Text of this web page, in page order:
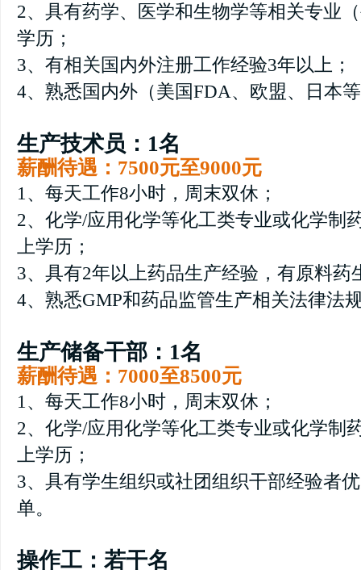
2、具有药学、医学和生物学等相关专业
学历；
3、有相关国内外注册工作经验3年以上；
4、熟悉国内外（美国FDA、欧盟、日本
生产技术员：1名
薪酬待遇：7500元至9000元
1、每天工作8小时，周末双休；
2、化学/应用化学等化工类专业或化学制
上学历；
3、具有2年以上药品生产经验，有原料药
4、熟悉GMP和药品监管生产相关法律法
生产储备干部：1名
薪酬待遇：7000至8500元
1、每天工作8小时，周末双休；
2、化学/应用化学等化工类专业或化学制
上学历；
3、具有学生组织或社团组织干部经验者
单。
操作工：若干名